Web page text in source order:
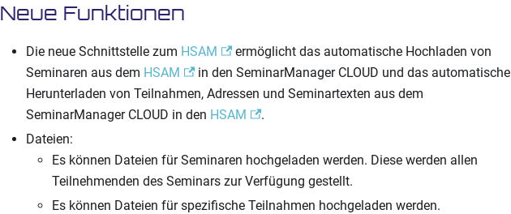
Neue Funktionen
Die neue Schnittstelle zum HSAM
ermöglicht das automatische Hochladen von
Seminaren aus dem HSAM
in den SeminarManager CLOUD und das automatische
Herunterladen von Teilnahmen, Adressen und Seminartexten aus dem
SeminarManager CLOUD in den HSAM
.
Dateien:
Es können Dateien für Seminaren hochgeladen werden. Diese werden allen
Teilnehmenden des Seminars zur Verfügung gestellt.
Es können Dateien für spezifische Teilnahmen hochgeladen werden.